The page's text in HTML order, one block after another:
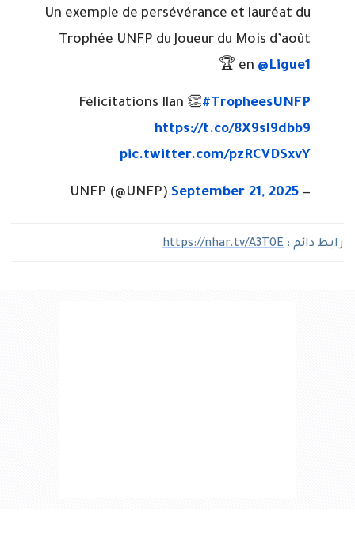
Un exemple de persévérance et lauréat du
Trophée UNFP du Joueur du Mois d’août
en @Ligue1
🏆
Félicitations Ilan 👏#TropheesUNFP
https://t.co/8X9sI9dbb9
pic.twitter.com/pzRCVDSxvY
— UNFP (@UNFP)
September 21, 2025
رابط دائم : https://nhar.tv/A3T0E